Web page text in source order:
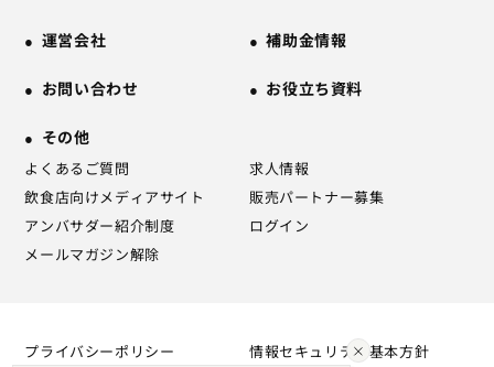
運営会社 補助金情報
お問い合わせ お役立ち資料
その他
よくあるご質問
求人情報
飲食店向けメディアサイト
販売パートナー募集
アンバサダー紹介制度
ログイン
メールマガジン解除
プライバシーポリシー 情報セキュリティ基本方針